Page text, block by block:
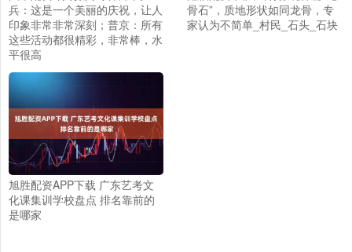
兵：这是一个美丽的庆祝，让人
印象非常非常深刻；普京：所有
这些活动都很精彩，非常棒，水
平很高
骨石”，质地形状如同龙骨，专
家认为不简单_村民_石头_石块
旭胜配资APP下载 广东艺考文
化课集训学校盘点 排名靠前的
是哪家